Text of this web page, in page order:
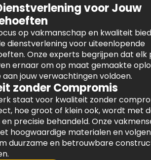
voor Jouw
op vakmanschap en kwaliteit
dienstverlening voor uiteenlopende
Onze experts begrijpen dat elk
ernaar om op maat gemaakte
aan jouw verwachtingen voldoen.
zonder Compromis
staat voor kwaliteit zonder
hoe groot of klein ook, wordt met
precisie behandeld. Onze
hoogwaardige materialen en
duurzame en betrouwbare